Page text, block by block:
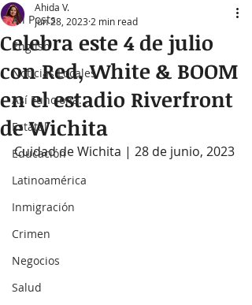
All Posts
English
Noticias Locales
Así Funciona...
Estatal
Educación
Latinoamérica
Inmigración
Crimen
Negocios
Salud
Celebra este 4 de julio
con Red, White & BOOM
en el estadio Riverfront
de Wichita
Ahida V.
Jun 28, 2023 2 min read
Cuidad de Wichita | 28 de junio, 2023